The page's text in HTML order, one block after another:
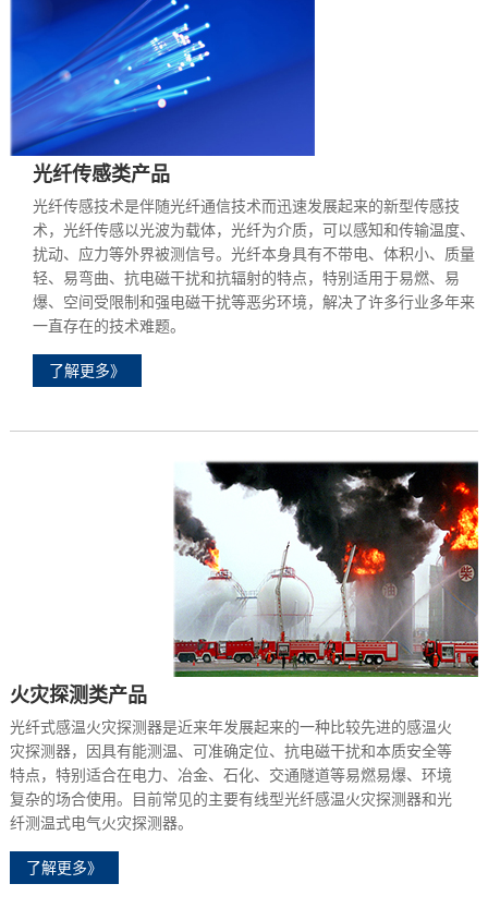
光纤传感类产品
光纤传感技术是伴随光纤通信技术而迅速发展起来的新型传感技
术，光纤传感以光波为载体，光纤为介质，可以感知和传输温度、
扰动、应力等外界被测信号。光纤本身具有不带电、体积小、质量
轻、易弯曲、抗电磁干扰和抗辐射的特点，特别适用于易燃、易
爆、空间受限制和强电磁干扰等恶劣环境，解决了许多行业多年来
一直存在的技术难题。
了解更多》
火灾探测类产品
光纤式感温火灾探测器是近来年发展起来的一种比较先进的感温火
灾探测器，因具有能测温、可准确定位、抗电磁干扰和本质安全等
特点，特别适合在电力、冶金、石化、交通隧道等易燃易爆、环境
复杂的场合使用。目前常见的主要有线型光纤感温火灾探测器和光
纤测温式电气火灾探测器。
了解更多》